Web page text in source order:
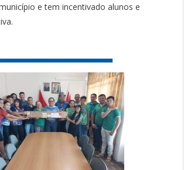
e tem incentivado alunos e